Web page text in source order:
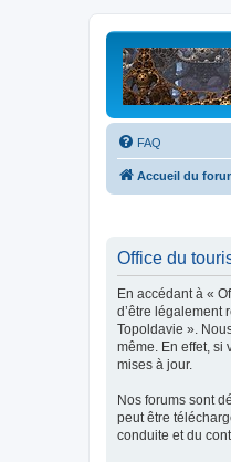
FAQ
Accueil du
Office du
En accédant à «
d’être légalement
Topoldavie ».
même. En effet, si
mises à jour.
Nos forums sont
peut être
conduite et du